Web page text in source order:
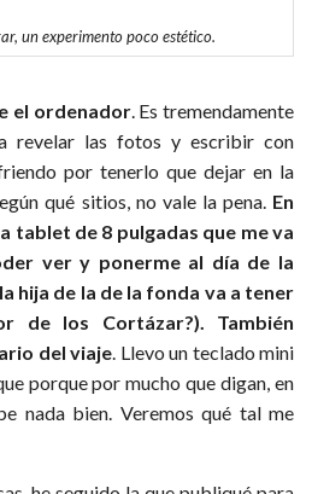
un experimento poco estético.
el ordenador. Es tremendamente
revelar las fotos y escribir con
por tenerlo que dejar en la
qué sitios, no vale la pena. En
tablet de 8 pulgadas que me va
ver y ponerme al día de la
hija de la de la fonda va a tener
de los Cortázar?). También
del viaje. Llevo un teclado mini
porque por mucho que digan, en
nada bien. Veremos qué tal me